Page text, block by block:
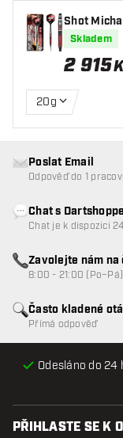
Shot
ky Soft
Skladem
2 915
20g
Odesláno do 24
Často kladené
Přímá odpověď
Poslat Email
Odpověď do 1
Chat s
Chat je k dispozici
Zavolejte nám na
8:00 - 21:00
PŘIHLASTE SE K